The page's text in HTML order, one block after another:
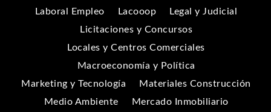
Laboral Empleo
Lacooop
Legal y Judicial
Licitaciones y Concursos
Locales y Centros Comerciales
Macroeconomía y Política
Marketing y Tecnología
Materiales Construcción
Medio Ambiente
Mercado Inmobiliario